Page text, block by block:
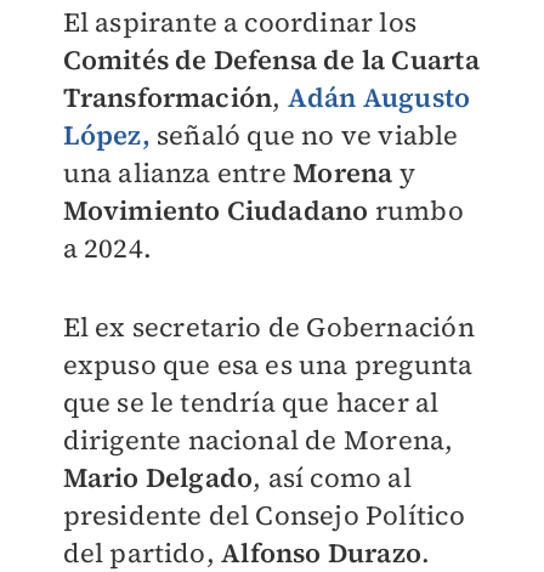
El aspirante a coordinar los
Comités de Defensa de la Cuarta
Transformación, Adán Augusto
López, señaló que no ve viable
una alianza entreMorena y
Movimiento Ciudadano rumbo
a 2024.
El ex secretario de Gobernación
expuso que esa es una pregunta
que se le tendría que hacer al
dirigente nacional de Morena,
Mario Delgado, así como al
presidente del Consejo Político
del partido,Alfonso Durazo.